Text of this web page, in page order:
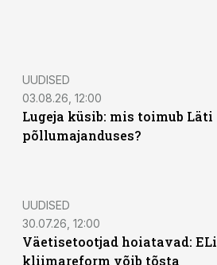
UUDISED
03.08.26, 12:00
Lugeja küsib: mis toimub Läti
põllumajanduses?
UUDISED
30.07.26, 12:00
Väetisetootjad hoiatavad: ELi
kliimareform võib tõsta